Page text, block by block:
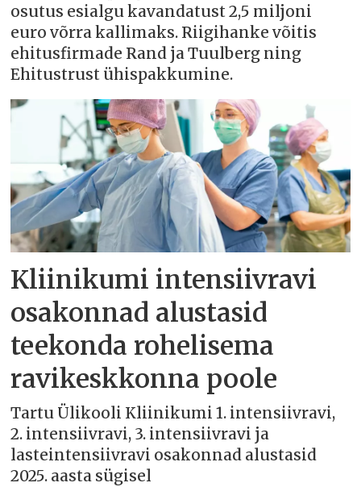
osutus esialgu kavandatust 2,5 miljoni
euro võrra kallimaks. Riigihanke võitis
ehitusfirmade Rand ja Tuulberg ning
Ehitustrust ühispakkumine.
Kliinikumi intensiivravi
osakonnad alustasid
teekonda rohelisema
ravikeskkonna poole
Tartu Ülikooli Kliinikumi 1. intensiivravi,
2. intensiivravi, 3. intensiivravi ja
lasteintensiivravi osakonnad alustasid
2025. aasta sügisel